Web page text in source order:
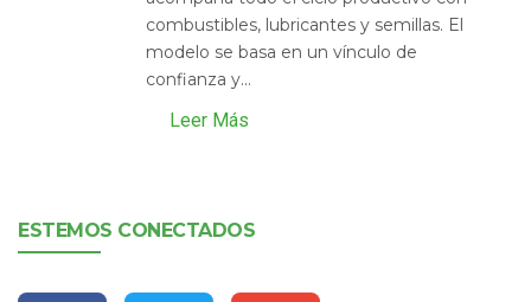
combustibles, lubricantes y semillas. El
modelo se basa en un vínculo de
confianza y...
Leer Más
ESTEMOS CONECTADOS